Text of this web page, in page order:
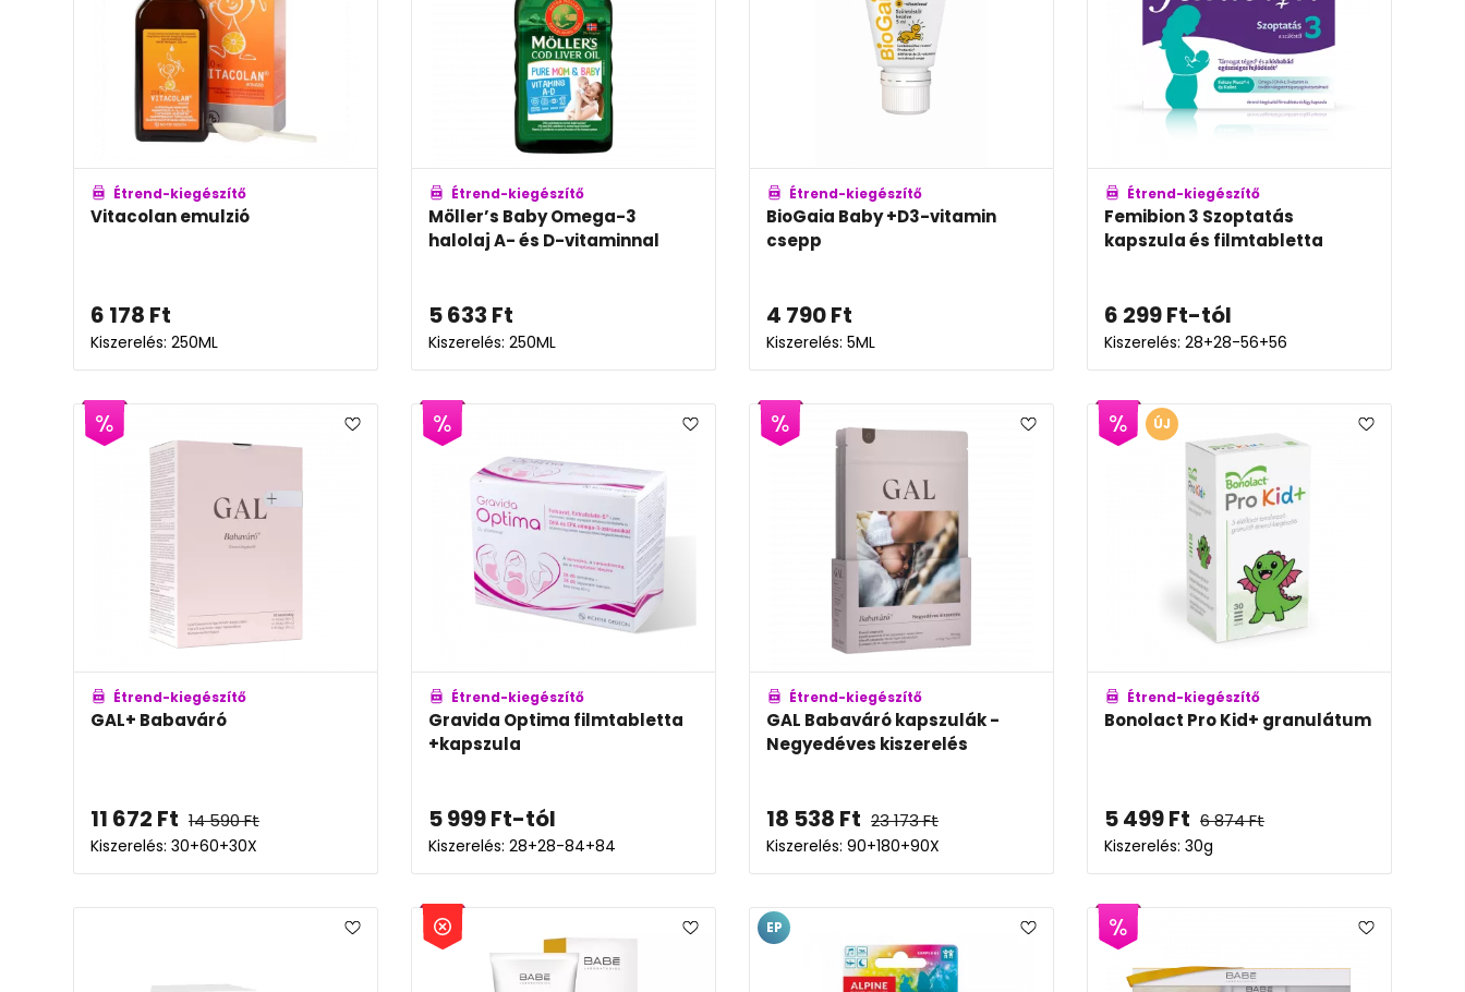
Étrend-kiegészítő
Vitacolan emulzió
6 178 Ft
Kiszerelés: 250ML
Étrend-kiegészítő
Möller’s Baby Omega-3
halolaj A- és D-vitaminnal
5 633 Ft
Kiszerelés: 250ML
Étrend-kiegészítő
BioGaia Baby +D3-vitamin
csepp
4 790Ft
Kiszerelés: 5ML
Étrend-kiegészítő
Femibion 3 Szoptatás
kapszula és filmtabletta
6 299Ft-tól
Kiszerelés: 28+28-56+56
Étrend-kiegészítő
GAL+ Babaváró
11 672 Ft 14 590Ft
Kiszerelés: 30+60+30X
Étrend-kiegészítő
Gravida Optima filmtabletta
+kapszula
5 999Ft-tól
Kiszerelés: 28+28-84+84
Étrend-kiegészítő
GAL Babaváró kapszulák -
Negyedéves kiszerelés
18 538 Ft 23 173Ft
Kiszerelés: 90+180+90X
Étrend-kiegészítő
Bonolact Pro Kid+ granulátum
5 499Ft 6 874Ft
Kiszerelés: 30g
ÚJ
EP